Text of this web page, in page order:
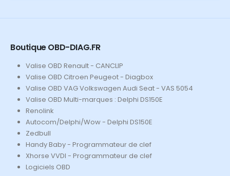
Boutique OBD-DIAG.FR
Valise OBD Renault - CANCLIP
Valise OBD Citroen Peugeot - Diagbox
Valise OBD VAG Volkswagen Audi Seat - VAS 5054
Valise OBD Multi-marques : Delphi DS150E
Renolink
Autocom/Delphi/Wow - Delphi DS150E
Zedbull
Handy Baby - Programmateur de clef
Xhorse VVDI - Programmateur de clef
Logiciels OBD